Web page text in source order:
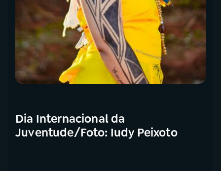
Dia Internacional da
Juventude/Foto: Iudy Peixoto